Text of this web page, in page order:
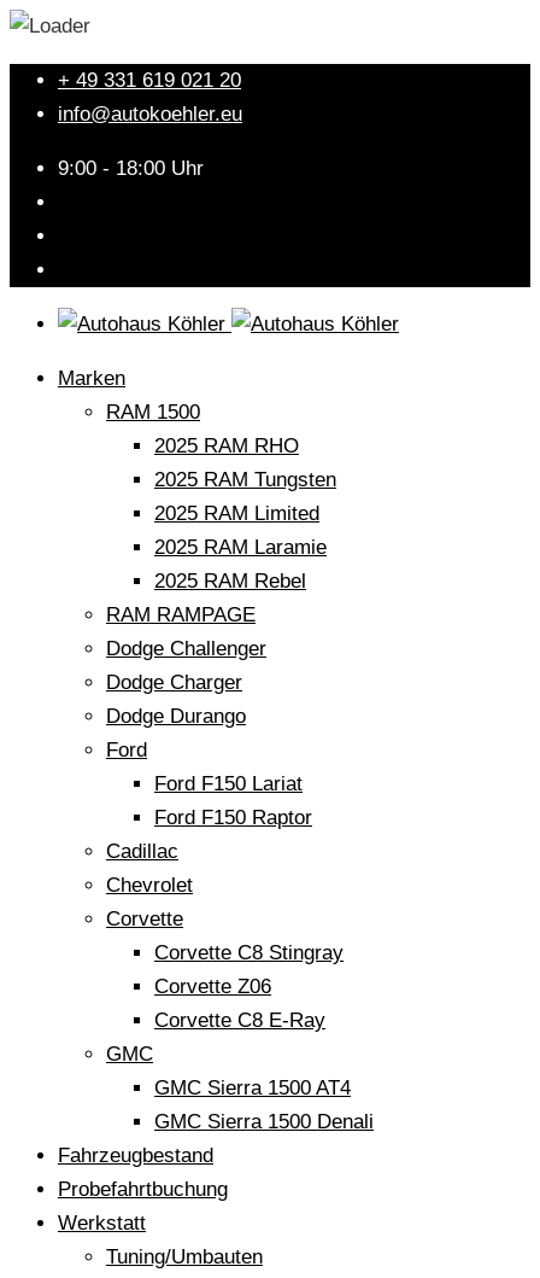
+ 49 331 619 021 20
info@autokoehler.eu
9:00 - 18:00 Uhr
Marken
RAM 1500
2025 RAM RHO
2025 RAM Tungsten
2025 RAM Limited
2025 RAM Laramie
2025 RAM Rebel
RAM RAMPAGE
Dodge Challenger
Dodge Charger
Dodge Durango
Ford
Ford F150 Lariat
Ford F150 Raptor
Cadillac
Chevrolet
Corvette
Corvette C8 Stingray
Corvette Z06
Corvette C8 E-Ray
GMC
GMC Sierra 1500 AT4
GMC Sierra 1500 Denali
Fahrzeugbestand
Probefahrtbuchung
Werkstatt
Tuning/Umbauten